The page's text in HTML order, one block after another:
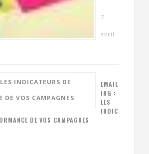
7
avril
EMAIL
ING :
LES
INDIC
DE VOS CAMPAGNES